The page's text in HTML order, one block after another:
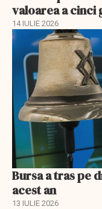
valoarea a cinci
14 IULIE 2026
Bursa a tras pe
acest an
13 IULIE 2026